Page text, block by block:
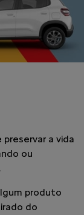
a vida
ou
produto
do